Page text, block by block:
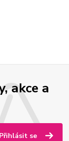
akce a
Přihlásit se